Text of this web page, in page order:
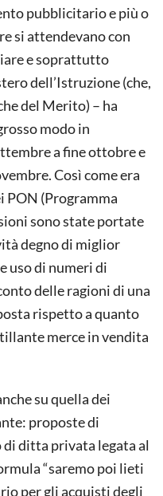
pubblicitario e più o
si attendevano con
e soprattutto
dell’Istruzione (che,
del Merito) – ha
modo in
a fine ottobre e
Così come era
PON (Programma
sono state portate
degno di miglior
uso di numeri di
delle ragioni di una
rispetto a quanto
merce in vendita
su quella dei
proposte di
ditta privata legata al
“saremo poi lieti
per gli acquisti degli